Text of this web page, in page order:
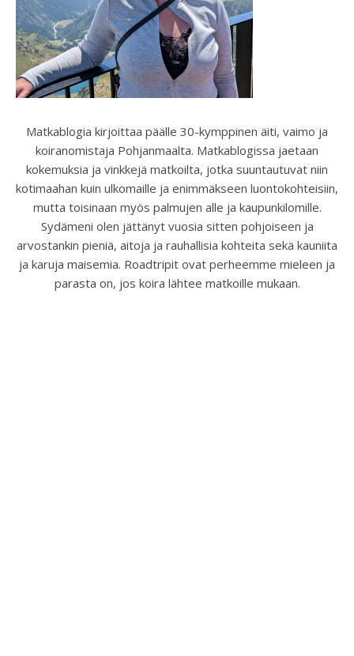
Matkablogia kirjoittaa päälle 30-kymppinen äiti, vaimo ja
koiranomistaja Pohjanmaalta. Matkablogissa jaetaan
kokemuksia ja vinkkejä matkoilta, jotka suuntautuvat niin
kotimaahan kuin ulkomaille ja enimmäkseen luontokohteisiin,
mutta toisinaan myös palmujen alle ja kaupunkilomille.
Sydämeni olen jättänyt vuosia sitten pohjoiseen ja
arvostankin pieniä, aitoja ja rauhallisia kohteita sekä kauniita
ja karuja maisemia. Roadtripit ovat perheemme mieleen ja
parasta on, jos koira lähtee matkoille mukaan.